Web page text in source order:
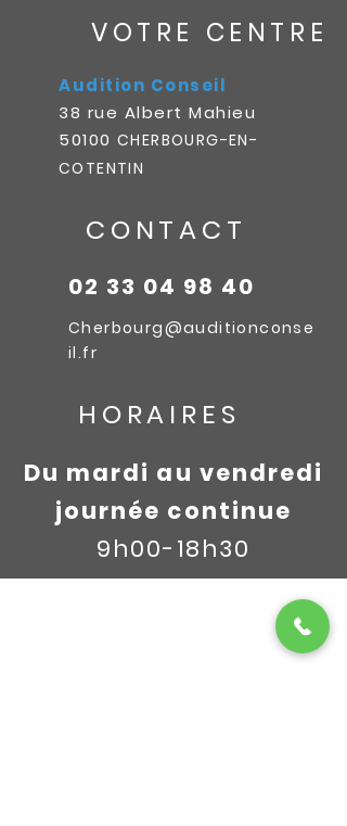
VOTRE CENTRE
Audition Conseil
38 rue Albert Mahieu
50100 CHERBOURG-EN-
COTENTIN
CONTACT
02 33 04 98 40
Cherbourg@auditionconse
il.fr
HORAIRES
Du mardi au vendredi
journée continue
9h00-18h30